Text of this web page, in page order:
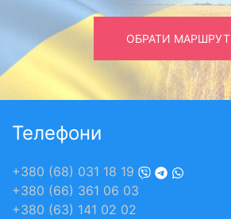
ОБРАТИ МАРШРУТ
Телефони
+380 (68) 031 18 19
+380 (66) 361 06 03
+380 (63) 141 02 02